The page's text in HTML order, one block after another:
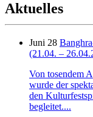
Aktuelles
Juni 28
(21.04. –
Von tosendem
wurde der
den
begleitet....